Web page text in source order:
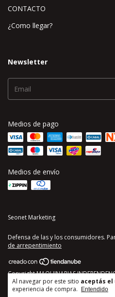
Al navegar por este sitio aceptás el
experiencia de compra.
Entendido
CONTACTO
¿Como llegar?
Newsletter
Medios de pago
Medios de envío
Seonet Marketing
Defensa de las y los consumidores.
de arrepentimiento
Copyright MAQUINARIAS
los derechos reservados.